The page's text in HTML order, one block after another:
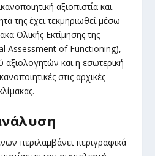
αξιοπιστία και
της έχει τεκμηριωθεί μέσω
Ολικής Εκτίμησης της
Assessment of Functioning),
αξιολογητών και η εσωτερική
στις αρχικές
περιλαμβάνει περιγραφικά